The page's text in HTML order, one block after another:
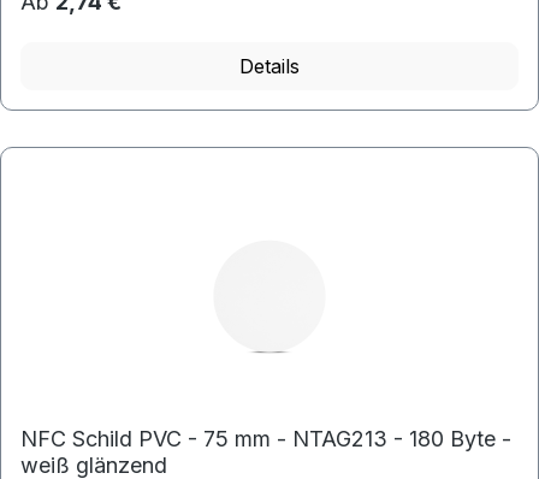
Details
NFC Schild PVC - 75 mm - NTAG213 - 180 Byte -
weiß glänzend